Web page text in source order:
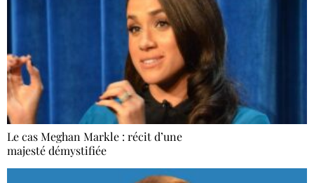
Le cas Meghan Markle : récit d’une
majesté démystifiée